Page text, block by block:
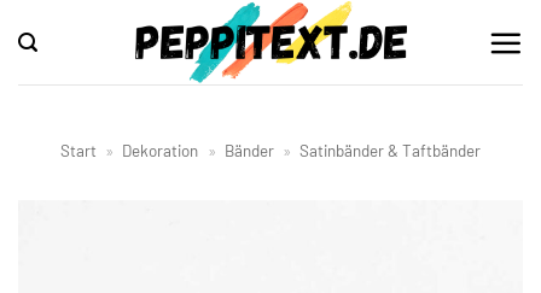
Inhalt
springen
Start » Dekoration » Bänder » Satinbänder & Taftbänder